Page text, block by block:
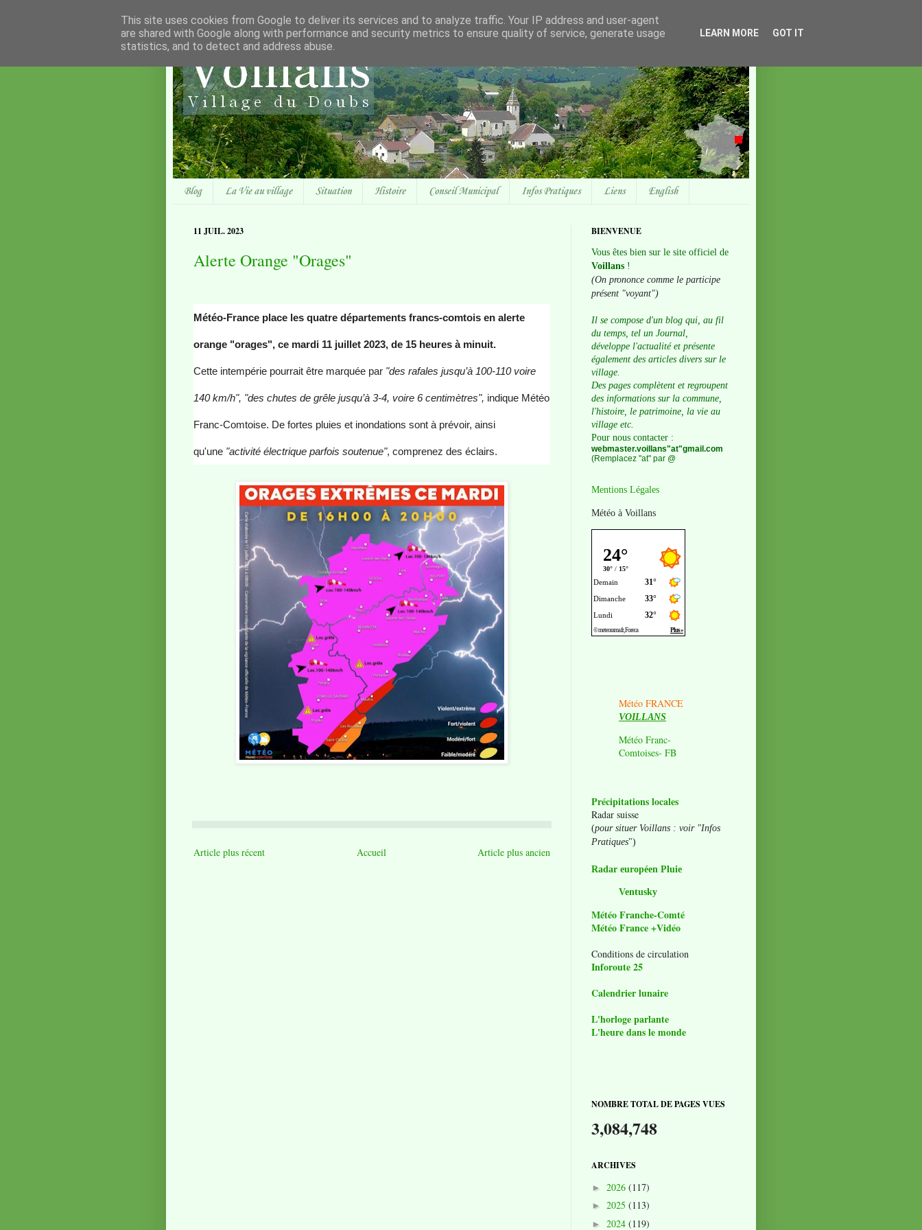
Blog La Vie au village Situation Histoire Conseil Municipal Infos Pratiques Liens English
11 JUIL. 2023
Alerte Orange "Orages"
Météo-France place les quatre départements francs-comtois en alerte
orange "orages", ce mardi 11 juillet 2023, de 15 heures à minuit.
Cette intempérie pourrait être marquée par "des rafales jusqu’à 100-110 voire
140 km/h", "des chutes de grêle jusqu’à 3-4, voire 6 centimètres", indique Météo
Franc-Comtoise. De fortes pluies et inondations sont à prévoir, ainsi
qu'une "activité électrique parfois soutenue", comprenez des éclairs.
Article plus récent Article plus ancien
Accueil
BIENVENUE
Vous êtes bien sur le site officiel de
Voillans !
(On prononce comme le participe
présent "voyant")
Il se compose d'un blog qui, au fil
du temps, tel un Journal,
développe l'actualité et présente
également des articles divers sur le
village.
Des pages complètent et regroupent
des informations sur la commune,
l'histoire, le patrimoine, la vie au
village etc.
Pour nous contacter :
webmaster.voillans"at"gmail.com
(Remplacez "at" par @
Mentions Légales
Météo à Voillans
Météo FRANCE
VOILLANS
Météo Franc-
Comtoises- FB
Précipitations locales
Radar suisse
(pour situer Voillans : voir "Infos
Pratiques")
Radar européen Pluie
Ventusky
Météo Franche-Comté
Météo France +Vidéo
Conditions de circulation
Inforoute 25
Calendrier lunaire
L'horloge parlante
L'heure dans le monde
NOMBRE TOTAL DE PAGES VUES
3,084,748
ARCHIVES
► 2026 (117)
► 2025 (113)
► 2024 (119)
This site uses cookies from Google to deliver its services and to analyze traffic. Your IP address and user-agent
are shared with Google along with performance and security metrics to ensure quality of service, generate usage
statistics, and to detect and address abuse.
LEARN MORE GOT IT